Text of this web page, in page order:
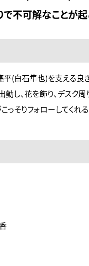
不可解なことが
(白石隼也)を支える良
勤し、花を飾り、デス
そりフォローしてくれ